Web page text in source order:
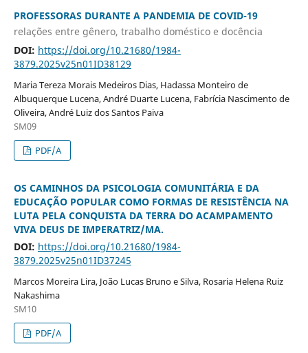
PROFESSORAS DURANTE A PANDEMIA DE COVID-19
relações entre gênero, trabalho doméstico e docência
DOI: https://doi.org/10.21680/1984-
3879.2025v25n01ID38129
Maria Tereza Morais Medeiros Dias, Hadassa Monteiro de
Albuquerque Lucena, André Duarte Lucena, Fabrícia Nascimento de
Oliveira, André Luiz dos Santos Paiva
SM09
PDF/A
OS CAMINHOS DA PSICOLOGIA COMUNITÁRIA E DA
EDUCAÇÃO POPULAR COMO FORMAS DE RESISTÊNCIA NA
LUTA PELA CONQUISTA DA TERRA DO ACAMPAMENTO
VIVA DEUS DE IMPERATRIZ/MA.
DOI: https://doi.org/10.21680/1984-
3879.2025v25n01ID37245
Marcos Moreira Lira, João Lucas Bruno e Silva, Rosaria Helena Ruiz
Nakashima
SM10
PDF/A